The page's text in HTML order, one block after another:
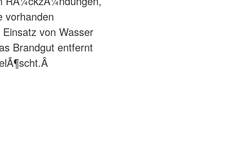
vorhanden
von Wasser
Brandgut entfernt